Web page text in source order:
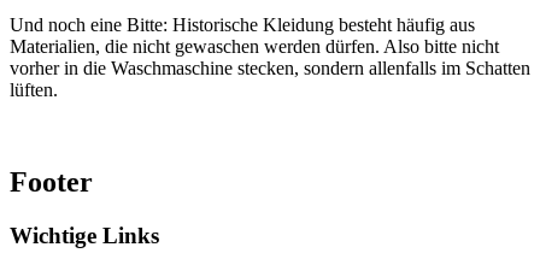
Und noch eine Bitte: Historische Kleidung besteht häufig aus
Materialien, die nicht gewaschen werden dürfen. Also bitte nicht
vorher in die Waschmaschine stecken, sondern allenfalls im Schatten
lüften.
Footer
Wichtige Links